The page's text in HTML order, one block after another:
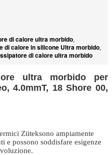
di calore ultra morbido,
di calore in silicone Ultra morbido,
di calore ultra morbido
ultra morbido per
4.0mmT, 18 Shore 00,
Ziiteksono ampiamente
e possono soddisfare esigenze